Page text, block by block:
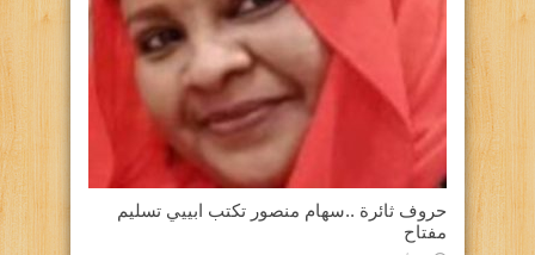
حروف ثائرة ..سهام منصور تكتب ابييي تسليم
مفتاح